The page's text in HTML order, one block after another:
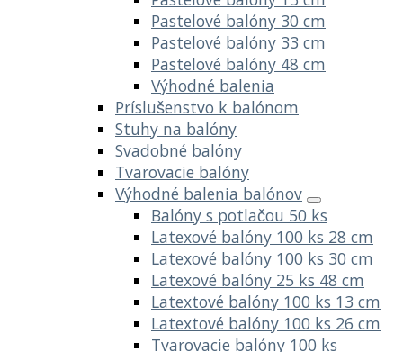
Pastelové balóny 30 cm
Pastelové balóny 33 cm
Pastelové balóny 48 cm
Výhodné balenia
Príslušenstvo k balónom
Stuhy na balóny
Svadobné balóny
Tvarovacie balóny
Výhodné balenia balónov
Balóny s potlačou 50 ks
Latexové balóny 100 ks 28 cm
Latexové balóny 100 ks 30 cm
Latexové balóny 25 ks 48 cm
Latextové balóny 100 ks 13 cm
Latextové balóny 100 ks 26 cm
Tvarovacie balóny 100 ks